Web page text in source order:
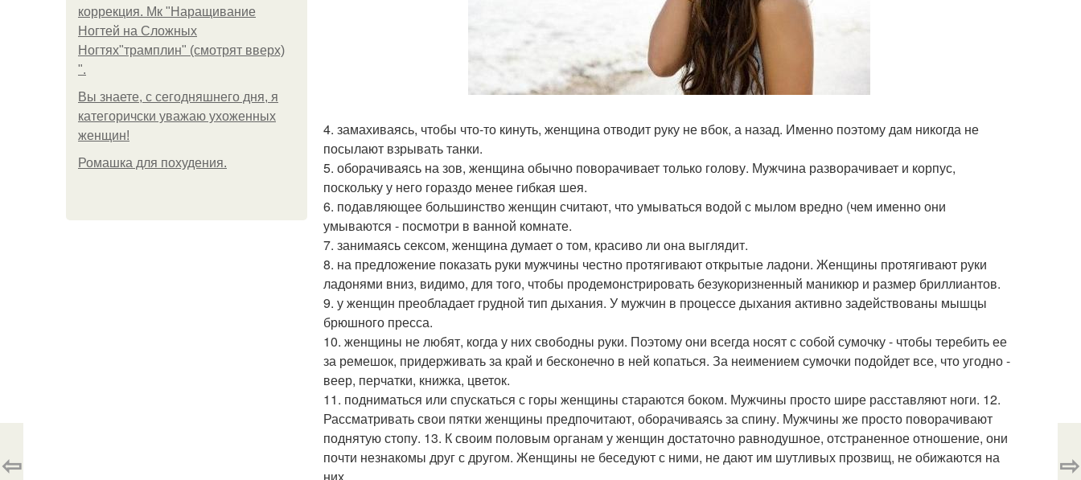
коррекция. Мк "Наращивание
Ногтей на Сложных
Ногтях"трамплин" (смотрят вверх)
".
Вы знаете, с сегодняшнего дня, я
категоричски уважаю ухоженных
женщин!
Ромашка для похудения.
4. замахиваясь, чтобы что-то кинуть, женщина отводит руку не вбок, а назад. Именно поэтому дам никогда не
посылают взрывать танки.
5. оборачиваясь на зов, женщина обычно поворачивает только голову. Мужчина разворачивает и корпус,
поскольку у него гораздо менее гибкая шея.
6. подавляющее большинство женщин считают, что умываться водой с мылом вредно (чем именно они
умываются - посмотри в ванной комнате.
7. занимаясь сексом, женщина думает о том, красиво ли она выглядит.
8. на предложение показать руки мужчины честно протягивают открытые ладони. Женщины протягивают руки
ладонями вниз, видимо, для того, чтобы продемонстрировать безукоризненный маникюр и размер бриллиантов.
9. у женщин преобладает грудной тип дыхания. У мужчин в процессе дыхания активно задействованы мышцы
брюшного пресса.
10. женщины не любят, когда у них свободны руки. Поэтому они всегда носят с собой сумочку - чтобы теребить ее
за ремешок, придерживать за край и бесконечно в ней копаться. За неимением сумочки подойдет все, что угодно -
веер, перчатки, книжка, цветок.
11. подниматься или спускаться с горы женщины стараются боком. Мужчины просто шире расставляют ноги. 12.
Рассматривать свои пятки женщины предпочитают, оборачиваясь за спину. Мужчины же просто поворачивают
поднятую стопу. 13. К своим половым органам у женщин достаточно равнодушное, отстраненное отношение, они
почти незнакомы друг с другом. Женщины не беседуют с ними, не дают им шутливых прозвищ, не обижаются на
⇦ ⇨